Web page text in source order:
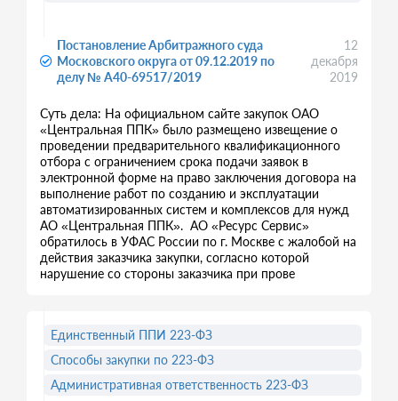
Постановление Арбитражного суда
Московского округа от 09.12.2019 по
делу № А40-69517/2019
12
декабря
2019
Суть дела: На официальном сайте закупок ОАО
«Центральная ППК» было размещено извещение о
проведении предварительного квалификационного
отбора с ограничением срока подачи заявок в
электронной форме на право заключения договора на
выполнение работ по созданию и эксплуатации
автоматизированных систем и комплексов для нужд
АО «Центральная ППК». АО «Ресурс Сервис»
обратилось в УФАС России по г. Москве с жалобой на
действия заказчика закупки, согласно которой
нарушение со стороны заказчика при прове
Единственный ППИ 223-ФЗ
Способы закупки по 223-ФЗ
Административная ответственность 223-ФЗ